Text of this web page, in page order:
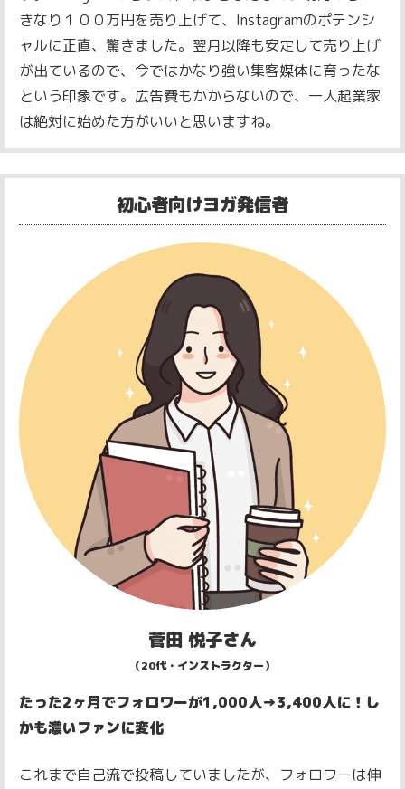
きなり１００万円を売り上げて、Instagramのポテンシ
ャルに正直、驚きました。翌月以降も安定して売り上げ
が出ているので、今ではかなり強い集客媒体に育ったな
という印象です。広告費もかからないので、一人起業家
は絶対に始めた方がいいと思いますね。
初心者向けヨガ発信者
菅田 悦子さん
（20代・インストラクター）
たった2ヶ月でフォロワーが1,000人→3,400人に！し
かも濃いファンに変化
これまで自己流で投稿していましたが、フォロワーは伸